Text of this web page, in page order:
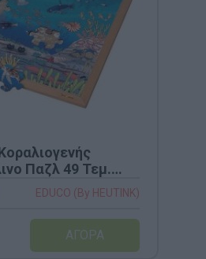
Παζλ 49 Τεμ.
Παιχνίδι
Κόσμου
EDUCO (By HEUTINK)